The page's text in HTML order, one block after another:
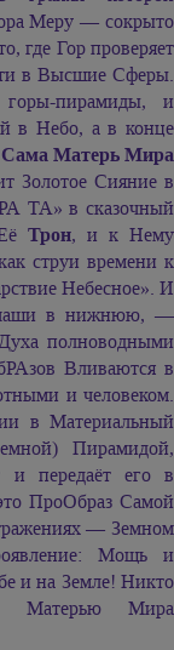
Меру — сокрыто
где Гор проверяет
в Высшие Сферы.
пирамиды, и
в Небо, а в конце
Сама Матерь Мира
Золотое Сияние в
ТА» в сказочный
Трон, и к Нему
струи времени к
Небесное». И
чаши в нижнюю, —
полноводными
Вливаются в
и человеком.
в Материальный
Пирамидой,
и передаёт его в
ПроОбраз Самой
— Земном
Мощь и
и на Земле! Никто
Матерью Мира